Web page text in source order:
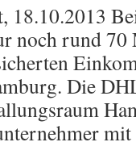
18.10.2013
noch rund
Die